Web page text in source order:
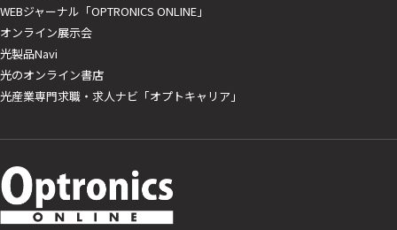
WEBジャーナル「OPTRONICS ONLINE」
オンライン展示会
光製品Navi
光のオンライン書店
光産業専門求職・求人ナビ「オプトキャリア」